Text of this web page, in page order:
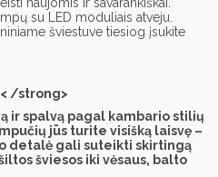
naujomis ir savarankiškai.
su LED moduliais atveju.
šviestuve tiesiog įsukite
/strong>
ir spalvą pagal kambario stilių
jūs turite visišką laisvę –
detalė gali suteikti skirtingą
šviesos iki vėsaus, balto